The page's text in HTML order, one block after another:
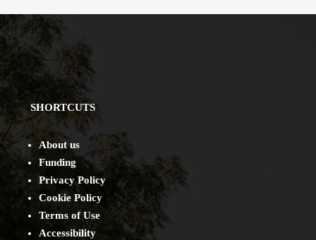
SHORTCUTS
About us
Funding
Privacy Policy
Cookie Policy
Terms of Use
Accessibility